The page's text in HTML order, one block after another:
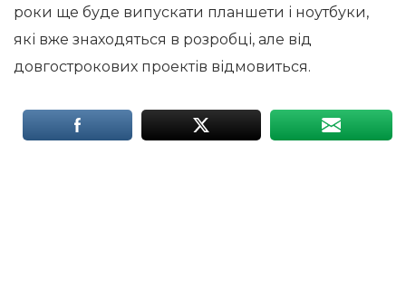
роки ще буде випускати планшети і ноутбуки,
які вже знаходяться в розробці, але від
довгострокових проектів відмовиться.